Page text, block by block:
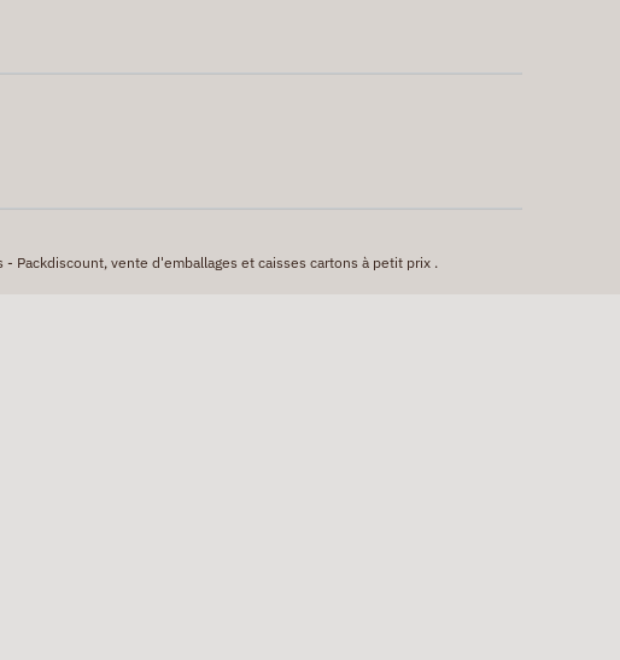
Packdiscount, vente d'emballages et caisses cartons à petit prix .